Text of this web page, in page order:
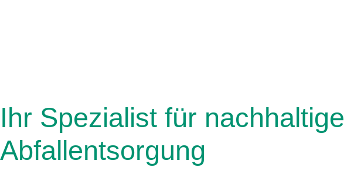
Ihr Spezialist für nachhaltige
Abfallentsorgung